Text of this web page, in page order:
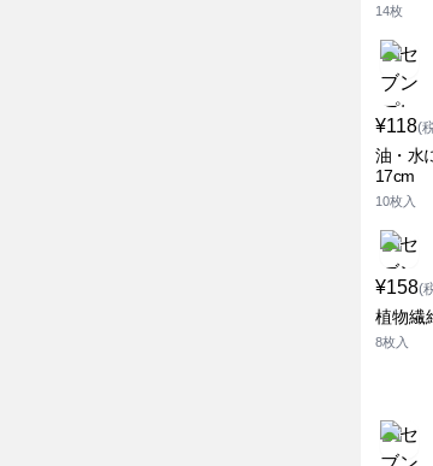
14枚
¥118(
油・水
17cm
10枚入
¥158(
植物繊
8枚入